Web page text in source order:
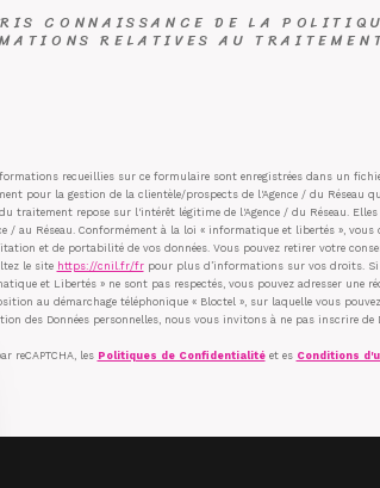
CONNAISSANCE DE LA
RELATIVES AU
recueillies sur ce formulaire sont enregistrées dans un
pour la gestion de la clientèle/prospects de l'Agence / du Réseau
du traitement repose sur l'intérêt légitime de l'Agence / du Réseau.
/ au Réseau. Conformément à la loi « informatique et libertés »,
et de portabilité de vos données. Vous pouvez retirer votre
le site https://cnil.fr/frpour plus d’informations sur vos droits. Si
et Libertés » ne sont pas respectés, vous pouvez adresser une
au démarchage téléphonique « Bloctel », sur laquelle vous
des Données personnelles, nous vous invitons à ne pas inscrire de
reCAPTCHA, les Politiques de Confidentialitéet es Conditions